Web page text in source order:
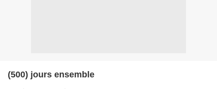
(500) jours ensemble